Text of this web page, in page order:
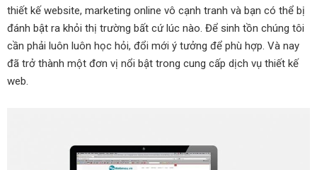
thiết kế website, marketing online vô cạnh tranh và bạn có thể bị
đánh bật ra khỏi thị trường bất cứ lúc nào. Để sinh tồn chúng tôi
cần phải luôn luôn học hỏi, đổi mới ý tưởng để phù hợp. Và nay
đã trở thành một đơn vị nổi bật trong cung cấp dịch vụ thiết kế
web.